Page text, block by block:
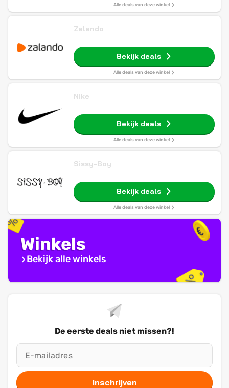
Alle deals van deze winkel
Zalando
Bekijk deals
Alle deals van deze winkel
Nike
Bekijk deals
Alle deals van deze winkel
Sissy-Boy
Bekijk deals
Alle deals van deze winkel
Winkels
Bekijk alle winkels
De eerste deals niet missen?!
Inschrijven